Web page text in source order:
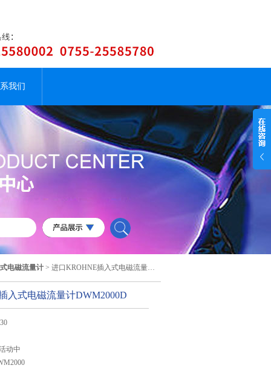
我们
电磁流量计 > 进口KROHNE插入式电磁流量计DWM2000D
入式电磁流量计DWM2000D
动中